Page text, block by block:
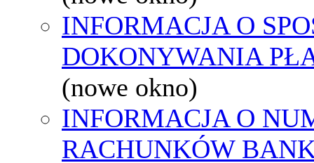
INFORMACJA O
DOKONYWANIA
(nowe okno)
INFORMACJA O
RACHUNKÓW